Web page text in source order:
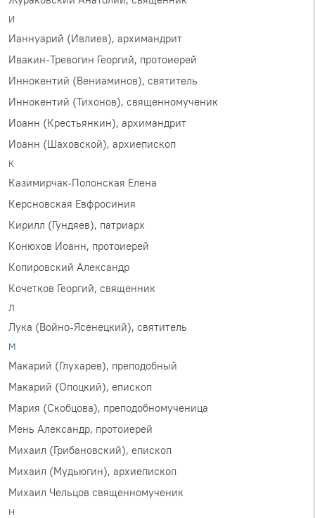
И
Ианнуарий (Ивлиев), архимандрит
Ивакин-Тревогин Георгий, протоиерей
Иннокентий (Вениаминов), святитель
Иннокентий (Тихонов), священномученик
Иоанн (Крестьянкин), архимандрит
Иоанн (Шаховской), архиепископ
К
Казимирчак-Полонская Елена
Керсновская Евфросиния
Кирилл (Гундяев), патриарх
Конюхов Иоанн, протоиерей
Копировский Александр
Кочетков Георгий, священник
Л
Лука (Войно-Ясенецкий), святитель
М
Макарий (Глухарев), преподобный
Макарий (Опоцкий), епископ
Мария (Скобцова), преподобномученица
Мень Александр, протоиерей
Михаил (Грибановский), епископ
Михаил (Мудьюгин), архиепископ
Михаил Чельцов священномученик
Н